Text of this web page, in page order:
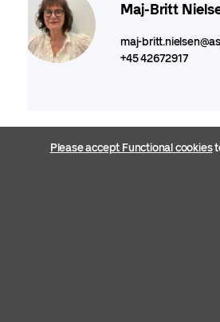
Maj-Britt
maj-
+45 42672917
Please accept Functional cookies